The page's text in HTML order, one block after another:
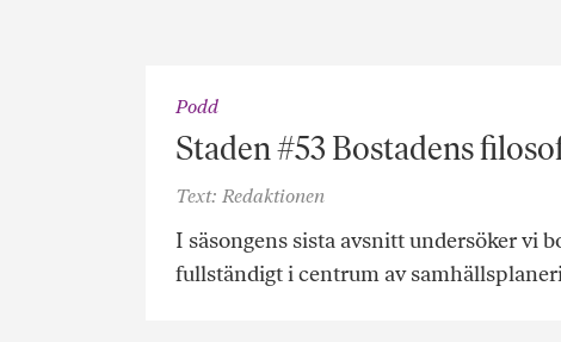
Podd
Staden #53 Bostadens
Text: Redaktionen
I säsongens sista avsnitt undersöker vi
fullständigt i centrum av